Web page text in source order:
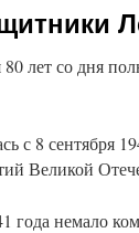
80 лет со дня
с 8 сентября
Великой
года немало